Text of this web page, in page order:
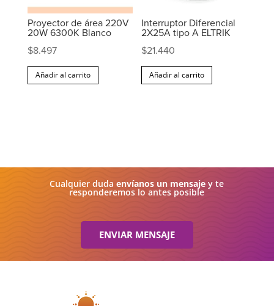
Proyector de área 220V
20W 6300K Blanco
$8.497
Añadir al carrito
Interruptor Diferencial
2X25A tipo A ELTRIK
$21.440
Añadir al carrito
Cualquier dudaenvíanos un mensaje y te
responderemos lo antes posible
ENVIAR MENSAJE